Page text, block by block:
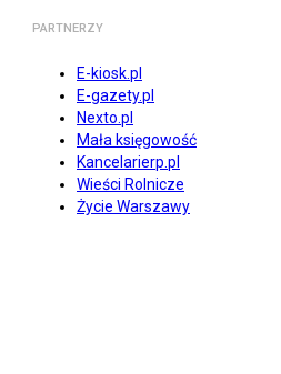
PARTNERZY
E-kiosk.pl
E-gazety.pl
Nexto.pl
Mała księgowość
Kancelarierp.pl
Wieści Rolnicze
Życie Warszawy